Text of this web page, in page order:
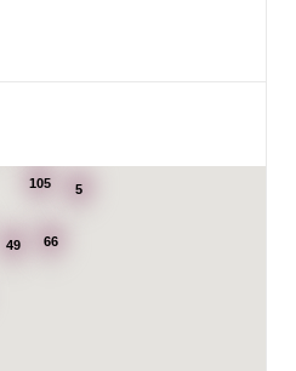
49
105
66
5